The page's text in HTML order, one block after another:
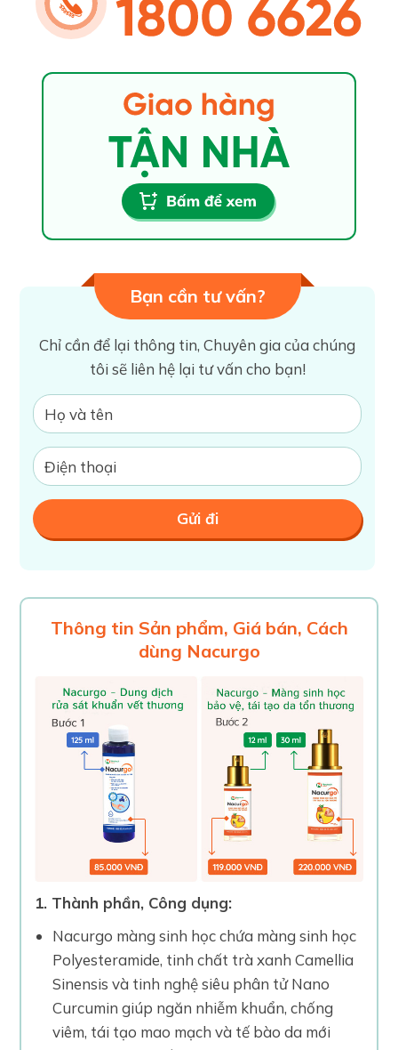
Bạn cần tư vấn?
Chỉ cần để lại thông tin, Chuyên gia của chúng
tôi sẽ liên hệ lại tư vấn cho bạn!
Thông tin Sản phẩm, Giá bán, Cách
dùng Nacurgo
1. Thành phần, Công dụng:
Nacurgo màng sinh học chứa màng sinh học
Polyesteramide, tinh chất trà xanh Camellia
Sinensis và tinh nghệ siêu phân tử Nano
Curcumin giúp ngăn nhiễm khuẩn, chống
viêm, tái tạo mao mạch và tế bào da mới